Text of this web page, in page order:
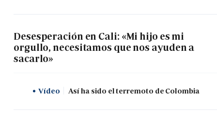
Desesperación en Cali: «Mi hijo es mi
orgullo, necesitamos que nos ayuden a
sacarlo»
Vídeo Así ha sido el terremoto de Colombia